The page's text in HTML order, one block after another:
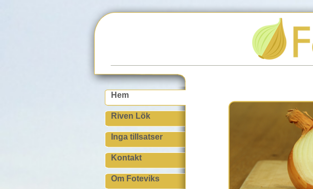
Hem
Riven Lök
Inga tillsatser
Kontakt
Om Foteviks